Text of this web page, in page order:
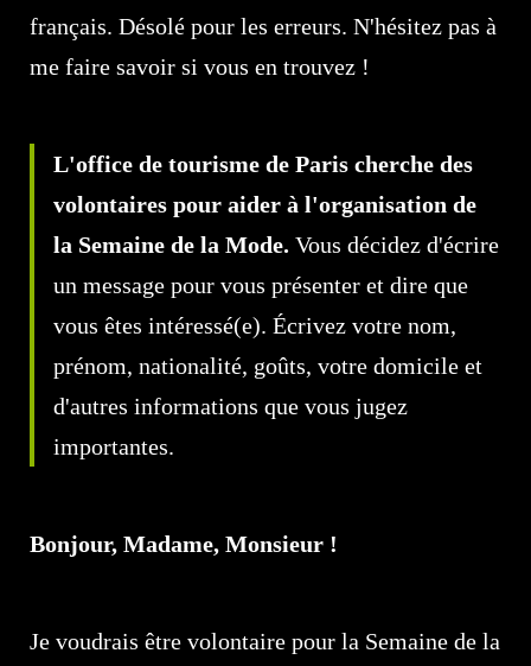
français. Désolé pour les erreurs. N'hésitez pas à
me faire savoir si vous en trouvez !
L'office de tourisme de Paris cherche des
volontaires pour aider à l'organisation de
la Semaine de la Mode. Vous décidez d'écrire
un message pour vous présenter et dire que
vous êtes intéressé(e). Écrivez votre nom,
prénom, nationalité, goûts, votre domicile et
d'autres informations que vous jugez
importantes.
Bonjour, Madame, Monsieur !
Je voudrais être volontaire pour la Semaine de la